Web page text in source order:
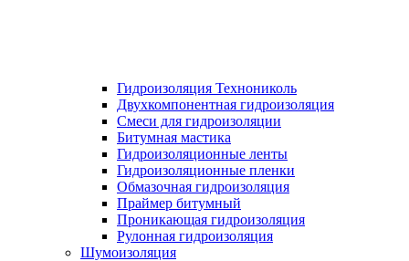
Гидроизоляция Технониколь
Двухкомпонентная гидроизоляция
Смеси для гидроизоляции
Битумная мастика
Гидроизоляционные ленты
Гидроизоляционные пленки
Обмазочная гидроизоляция
Праймер битумный
Проникающая гидроизоляция
Рулонная гидроизоляция
Шумоизоляция